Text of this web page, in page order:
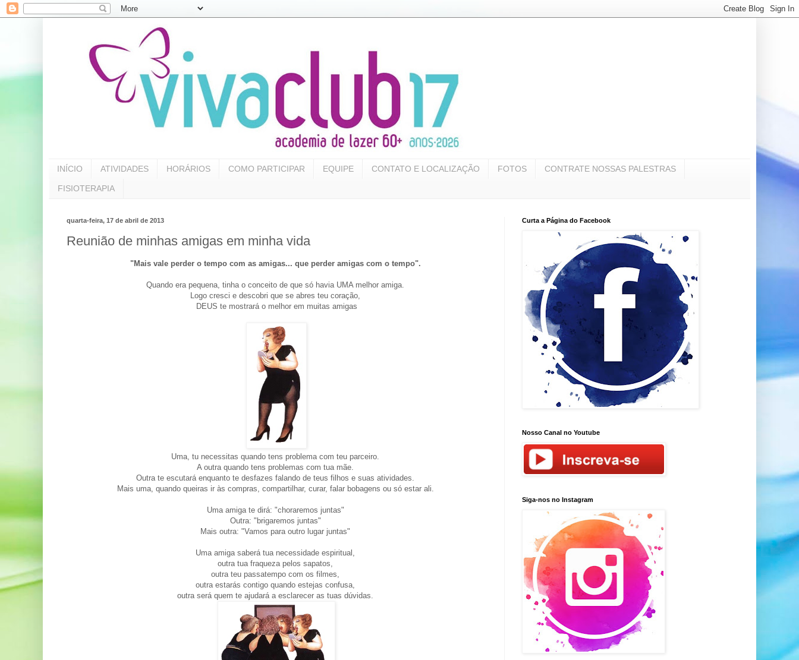
INÍCIO ATIVIDADES HORÁRIOS COMO PARTICIPAR EQUIPE CONTATO E LOCALIZAÇÃO FOTOS CONTRATE NOSSAS PALESTRAS
FISIOTERAPIA
quarta-feira, 17 de abril de 2013
Reunião de minhas amigas em minha vida
"Mais vale perder o tempo com as amigas... que perder amigas com o tempo".
Quando era pequena, tinha o conceito de que só havia UMA melhor amiga.
Logo cresci e descobri que se abres teu coração,
DEUS te mostrará o melhor em muitas amigas
Uma, tu necessitas quando tens problema com teu parceiro.
A outra quando tens problemas com tua mãe.
Outra te escutará enquanto te desfazes falando de teus filhos e suas atividades.
Mais uma, quando queiras ir às compras, compartilhar, curar, falar bobagens ou só estar ali.
Uma amiga te dirá: "choraremos juntas"
Outra: "brigaremos juntas"
Mais outra: "Vamos para outro lugar juntas"
Uma amiga saberá tua necessidade espiritual,
outra tua fraqueza pelos sapatos,
outra teu passatempo com os filmes,
outra estarás contigo quando estejas confusa,
outra será quem te ajudará a esclarecer as tuas dúvidas.
Curta a Página do Facebook
Nosso Canal no Youtube
Siga-nos no Instagram